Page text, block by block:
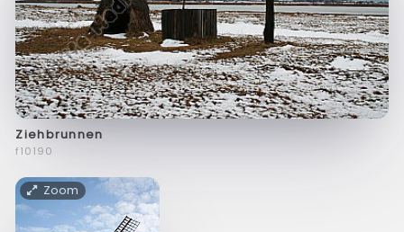
Ziehbrunnen
f10190
Zoom